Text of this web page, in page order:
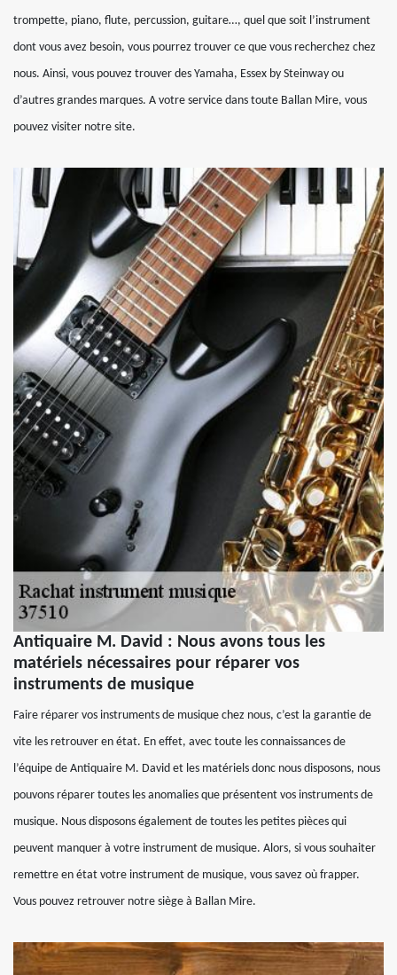
trompette, piano, flute, percussion, guitare…, quel que soit l’instrument
dont vous avez besoin, vous pourrez trouver ce que vous recherchez chez
nous. Ainsi, vous pouvez trouver des Yamaha, Essex by Steinway ou
d’autres grandes marques. A votre service dans toute Ballan Mire, vous
pouvez visiter notre site.
Antiquaire M. David : Nous avons tous les
matériels nécessaires pour réparer vos
instruments de musique
Faire réparer vos instruments de musique chez nous, c’est la garantie de
vite les retrouver en état. En effet, avec toute les connaissances de
l’équipe de Antiquaire M. David et les matériels donc nous disposons, nous
pouvons réparer toutes les anomalies que présentent vos instruments de
musique. Nous disposons également de toutes les petites pièces qui
peuvent manquer à votre instrument de musique. Alors, si vous souhaiter
remettre en état votre instrument de musique, vous savez où frapper.
Vous pouvez retrouver notre siège à Ballan Mire.